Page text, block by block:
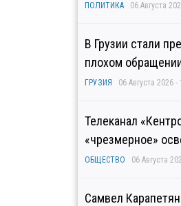
ПОЛИТИКА 06 Августа
В Грузии стали
плохом
ГРУЗИЯ 06 Августа 2026 -
Телеканал
«чрезмерное»
ОБЩЕСТВО 06 Августа
Самвел